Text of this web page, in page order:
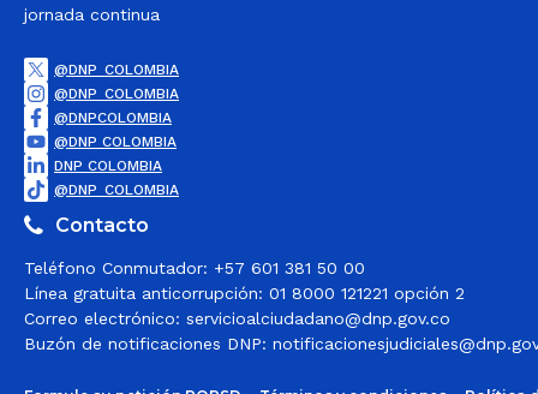
jornada continua
@DNP_COLOMBIA
@DNP_COLOMBIA
@DNPCOLOMBIA
@DNP COLOMBIA
DNP COLOMBIA
@DNP_COLOMBIA
Contacto
Teléfono Conmutador: +57 601 381 50 00
Línea gratuita anticorrupción: 01 8000 121221 opción 2
Correo electrónico: servicioalciudadano@dnp.gov.co
Buzón de notificaciones DNP: